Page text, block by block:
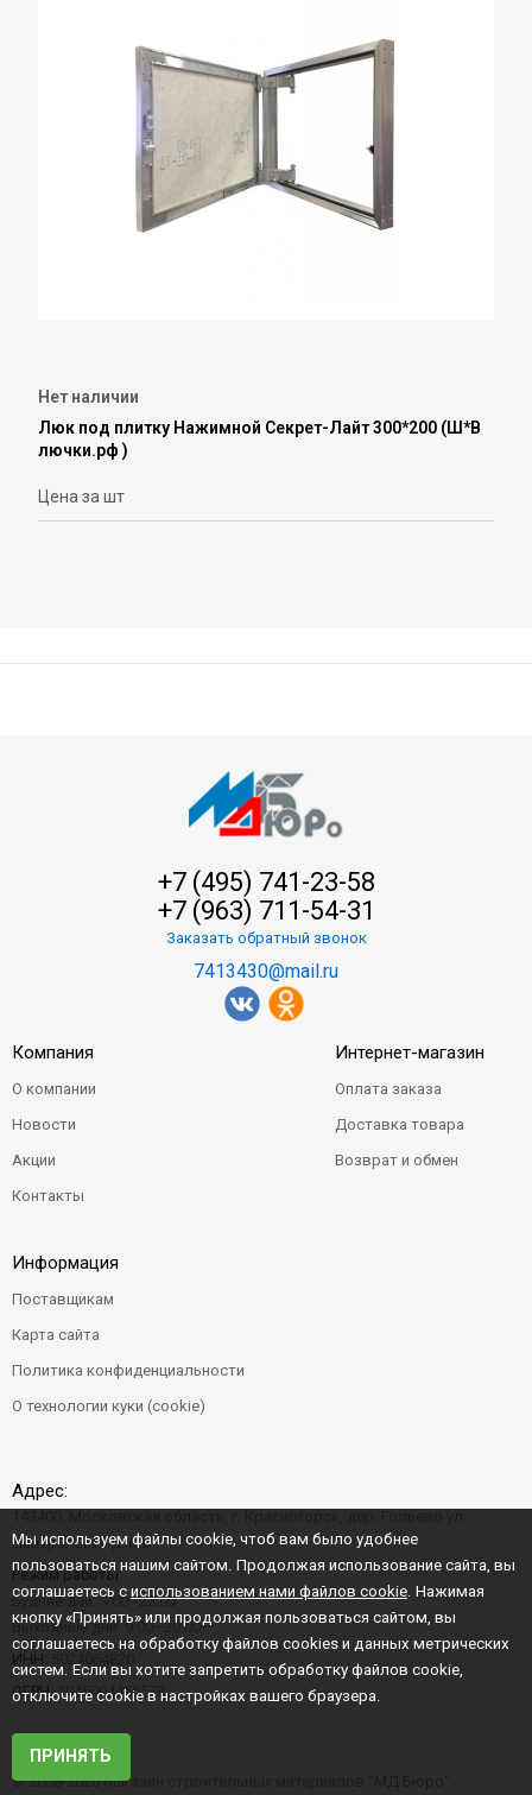
Нет наличии
Люк под плитку Нажимной Секрет-Лайт 300*200 (Ш*В
лючки.рф )
Цена за шт
+7 (495) 741-23-58
+7 (963) 711-54-31
Заказать обратный звонок
7413430@mail.ru
Компания
О компании
Новости
Акции
Контакты
Интернет-магазин
Оплата заказа
Доставка товара
Возврат и обмен
Информация
Поставщикам
Карта сайта
Политика конфиденциальности
О технологии куки (cookie)
Адрес:
Центральная д. 6"Б"
Режим работы:
Будние дни: 9:00–22:00
Выходные дни: 9:00–20:00
ИНН:
ОГРН:1045004456573
© 2008-2026 Магазин строительных материалов "МД Бюро"
Мы используем файлы cookie, чтоб вам было удобнее
пользоваться нашим сайтом. Продолжая использование сайта, вы
соглашаетесь с использованием нами файлов cookie . Нажимая
кнопку «Принять» или продолжая пользоваться сайтом, вы
соглашаетесь на обработку файлов cookies и данных метрических
систем. Если вы хотите запретить обработку файлов cookie,
отключите cookie в настройках вашего браузера.
ПРИНЯТЬ